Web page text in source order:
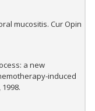
mucositis. Cur Opin
a new
induced